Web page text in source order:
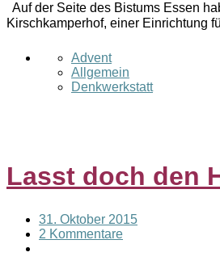
Auf der Seite des Bistums Essen
Kirschkamperhof, einer Einrichtung
Advent
Allgemein
Denkwerkstatt
Lasst doch den
31. Oktober 2015
2 Kommentare